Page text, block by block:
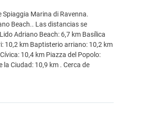
Spiaggia Marina di Ravenna.
Beach.. Las distancias se
Adriano Beach: 6,7 km Basílica
10,2 km Baptisterio arriano: 10,2 km
10,4 km Piazza del Popolo:
Ciudad: 10,9 km . Cerca de